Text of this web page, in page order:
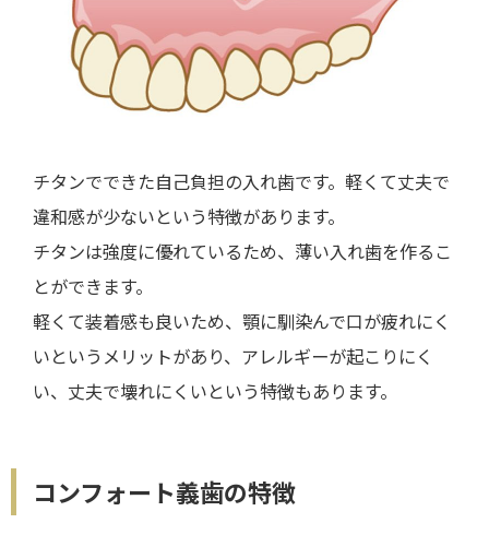
チタンでできた自己負担の入れ歯です。軽くて丈夫で
違和感が少ないという特徴があります。
チタンは強度に優れているため、薄い入れ歯を作るこ
とができます。
軽くて装着感も良いため、顎に馴染んで口が疲れにく
いというメリットがあり、アレルギーが起こりにく
い、丈夫で壊れにくいという特徴もあります。
コンフォート義歯の特徴